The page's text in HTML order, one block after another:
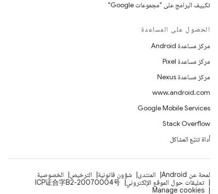
تكييف البرامج على "مجموعات Google"
الحصول على المساعدة
مركز مساعدة Android
مركز مساعدة Pixel
مركز مساعدة Nexus
www.android.com
Google Mobile Services
Stack Overflow
أداة تتبّع المشاكل
لمحة عن Android المنتدى شؤون قانونية الترخيص
الخصوصية
تعليقات حول الموقع الإلكتروني
ICP证合字B2-20070004号
Manage cookies